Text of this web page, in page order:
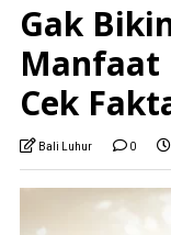
Gak
Manfaat
Cek
Bali Luhur 0